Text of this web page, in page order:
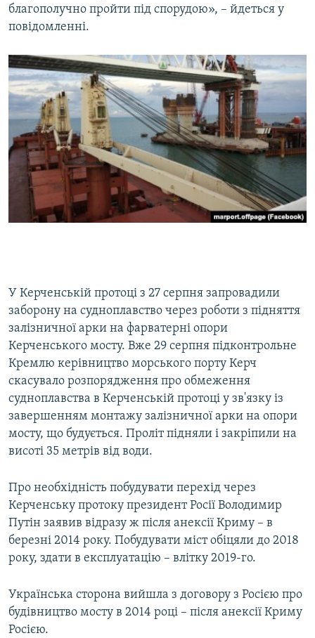
благополучно пройти під спорудою», – йдеться у
повідомленні.
У Керченській протоці з 27 серпня запровадили
заборону на судноплавство через роботи з підняття
залізничної арки на фарватерні опори
Керченського мосту. Вже 29 серпня підконтрольне
Кремлю керівництво морського порту Керч
скасувало розпорядження про обмеження
судноплавства в Керченській протоці у зв'язку із
завершенням монтажу залізничної арки на опори
мосту, що будується. Проліт підняли і закріпили на
висоті 35 метрів від води.
Про необхідність побудувати перехід через
Керченську протоку президент Росії Володимир
Путін заявив відразу ж після анексії Криму – в
березні 2014 року. Побудувати міст обіцяли до 2018
року, здати в експлуатацію – влітку 2019-го.
Українська сторона вийшла з договору з Росією про
будівництво мосту в 2014 році – після анексії Криму
Росією.